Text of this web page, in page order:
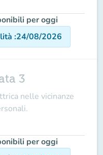
per oggi
:24/08/2026
3
nelle vicinanze
per oggi